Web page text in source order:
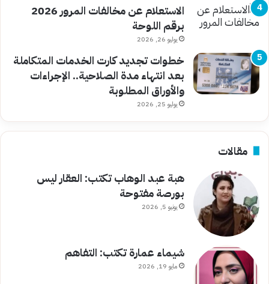
الاستعلام عن مخالفات المرور 2026
برقم اللوحة
يوليو 26, 2026
خطوات تجديد كارت الخدمات المتكاملة
بعد انتهاء مدة الصلاحية.. الإجراءات
والأوراق المطلوبة
يوليو 25, 2026
مقالات
هبة عبد الوهاب تكتب: العقار ليس
بورصة مفتوحة
يونيو 5, 2026
شيماء عمارة تكتب: التفاهم
مايو 19, 2026